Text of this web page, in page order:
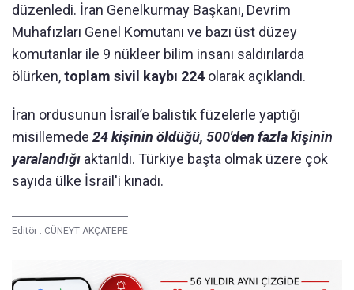
düzenledi. İran Genelkurmay Başkanı, Devrim
Muhafızları Genel Komutanı ve bazı üst düzey
komutanlar ile 9 nükleer bilim insanı saldırılarda
ölürken,toplam sivil kaybı 224 olarak açıklandı.
İran ordusunun İsrail’e balistik füzelerle yaptığı
misillemede 24 kişinin öldüğü, 500'den fazla kişinin
yaralandığı aktarıldı. Türkiye başta olmak üzere çok
sayıda ülke İsrail'i kınadı.
Editör : CÜNEYT AKÇATEPE